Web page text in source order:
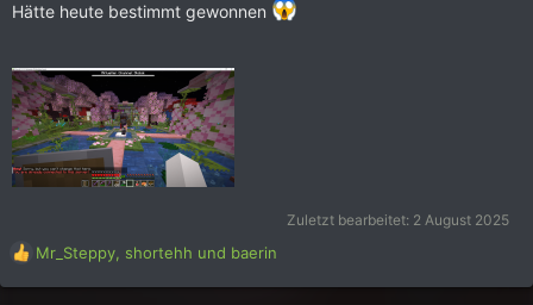
Hätte heute bestimmt gewonnen
Zuletzt bearbeitet: 2 August 2025
R
Mr_Steppy shortehh und baerin